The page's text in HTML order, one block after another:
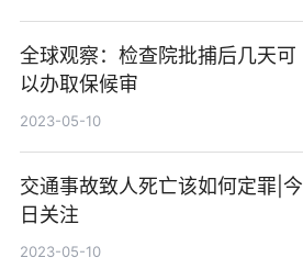
全球观察：检查院批捕后几天可
以办取保候审
2023-05-10
交通事故致人死亡该如何定罪|今
日关注
2023-05-10